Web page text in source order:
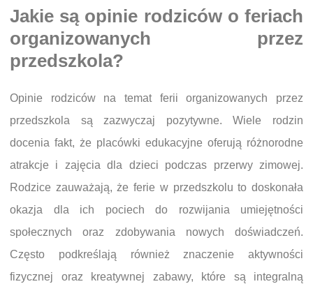
Jakie są opinie rodziców o feriach
organizowanych przez
przedszkola?
Opinie rodziców na temat ferii organizowanych przez
przedszkola są zazwyczaj pozytywne. Wiele rodzin
docenia fakt, że placówki edukacyjne oferują różnorodne
atrakcje i zajęcia dla dzieci podczas przerwy zimowej.
Rodzice zauważają, że ferie w przedszkolu to doskonała
okazja dla ich pociech do rozwijania umiejętności
społecznych oraz zdobywania nowych doświadczeń.
Często podkreślają również znaczenie aktywności
fizycznej oraz kreatywnej zabawy, które są integralną